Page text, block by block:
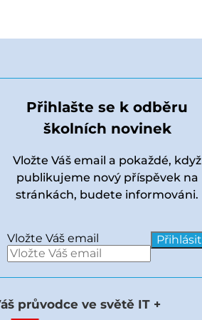
Přihlašte se k odběru
školních novinek
Vložte Váš email a pokaždé, když
publikujeme nový příspěvek na
stránkách, budete informováni.
Vložte Váš email
průvodce ve světě IT +